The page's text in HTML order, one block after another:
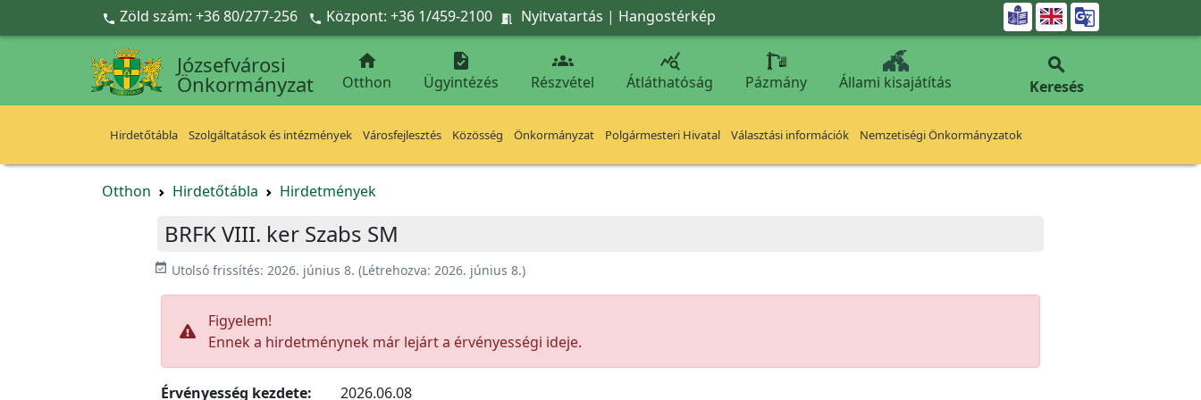
Ugrás a fő tartalomra
 Zöld szám: +36 80/277-256  Központ: +36 1/459-2100  Nyitvatartás | Hangostérkép 
Józsefvárosi
Önkormányzat

Otthon

Ügyintézés

Részvétel

Átláthatóság Pázmány Állami kisajátítás

Keresés
Hirdetőtábla Szolgáltatások és intézmények Városfejlesztés Közösség Önkormányzat Polgármesteri Hivatal Választási információk Nemzetiségi Önkormányzatok
Otthon Hirdetőtábla Hirdetmények
BRFK VIII. ker Szabs SM
event_available Utolsó frissítés: 2026. június 8. (Létrehozva: 2026. június 8.)
Figyelem!
Ennek a hirdetménynek már lejárt a érvényességi ideje.
Érvényesség kezdete:
2026.06.08